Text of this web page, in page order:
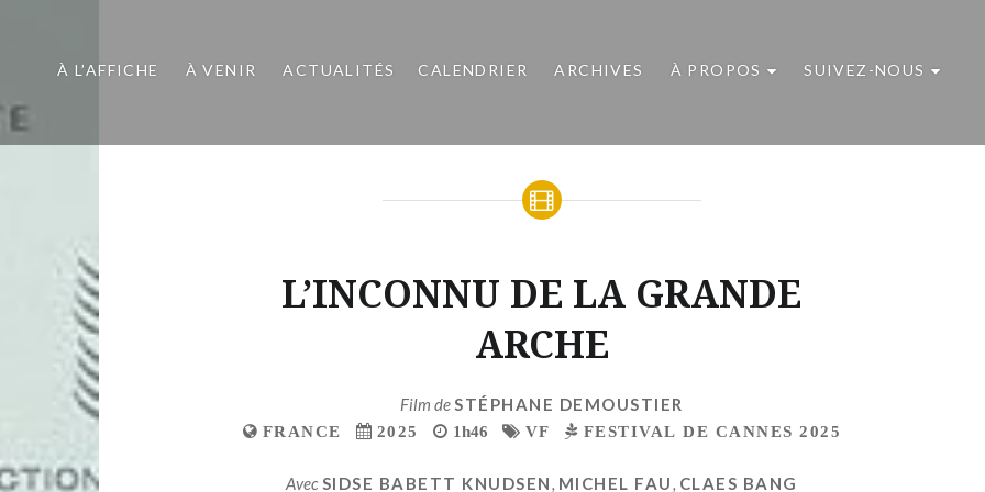
À L’AFFICHE À VENIR ACTUALITÉS CALENDRIER ARCHIVES À PROPOS SUIVEZ-NOUS
L’INCONNU DE LA GRANDE
ARCHE
Film deSTÉPHANE DEMOUSTIER
FRANCE 2025 1h46 VF FESTIVAL DE CANNES 2025
Avec SIDSE BABETT KNUDSEN MICHEL FAU CLAES BANG